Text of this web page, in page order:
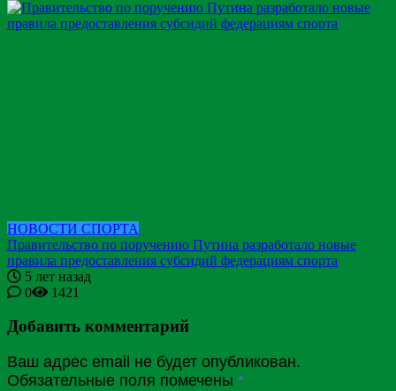
НОВОСТИ СПОРТА
Правительство по поручению Путина разработало новые
правила предоставления субсидий федерациям спорта
5 лет назад
0
1421
Добавить комментарий
Ваш адрес email не будет опубликован.
Обязательные поля помечены *